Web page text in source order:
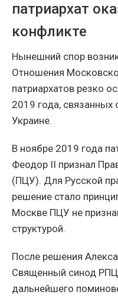
патриархат
конфликте
Нынешний спор
Отношения
патриархатов резко
2019 года, связанных
Украине.
В ноябре 2019 года
Феодор II признал
(ПЦУ). Для Русской
решение стало
Москве ПЦУ не
структурой.
После решения
Священный синод
дальнейшего